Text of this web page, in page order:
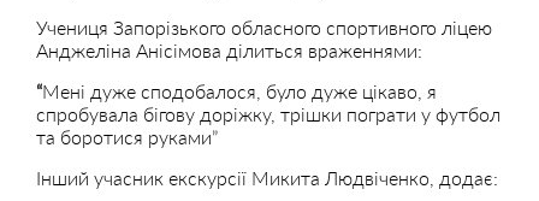
Учениця Запорізького обласного спортивного ліцею
Анджеліна Анісімова ділиться враженнями:
“Мені дуже сподобалося, було дуже цікаво, я
спробувала бігову доріжку, трішки пограти у футбол
та боротися руками”
Інший учасник екскурсії Микита Людвіченко, додає: